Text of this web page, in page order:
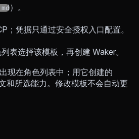
）。
；凭据只通过安全授权入口配置。
表选择该模板，再创建 Waker。
现在角色列表中；用它创建的
和所选能力。修改模板不会自动更